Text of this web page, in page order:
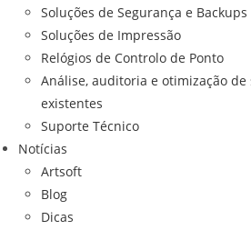
Soluções de Segurança e Backups
Soluções de Impressão
Relógios de Controlo de Ponto
Análise, auditoria e otimização de
existentes
Suporte Técnico
Notícias
Artsoft
Blog
Dicas